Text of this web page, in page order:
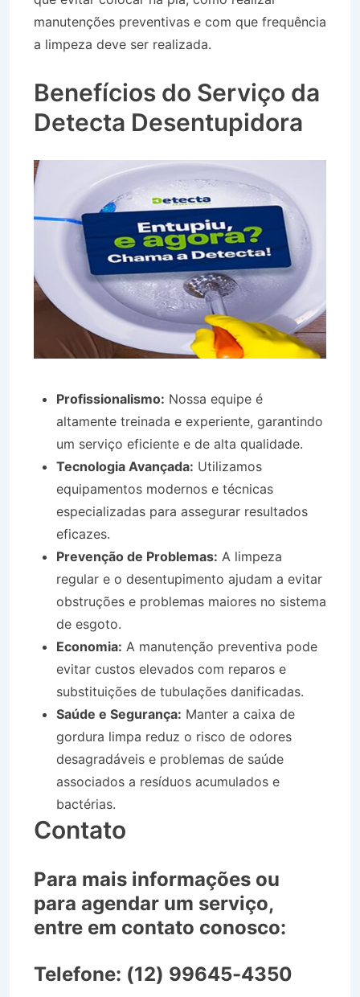
manutenções preventivas e com que frequência
a limpeza deve ser realizada.
Benefícios do Serviço da
Detecta Desentupidora
Profissionalismo: Nossa equipe é
altamente treinada e experiente, garantindo
um serviço eficiente e de alta qualidade.
Tecnologia Avançada: Utilizamos
equipamentos modernos e técnicas
especializadas para assegurar resultados
eficazes.
Prevenção de Problemas: A limpeza
regular e o desentupimento ajudam a evitar
obstruções e problemas maiores no sistema
de esgoto.
Economia: A manutenção preventiva pode
evitar custos elevados com reparos e
substituições de tubulações danificadas.
Saúde e Segurança: Manter a caixa de
gordura limpa reduz o risco de odores
desagradáveis e problemas de saúde
associados a resíduos acumulados e
bactérias.
Contato
Para mais informações ou
para agendar um serviço,
entre em contato conosco:
Telefone: (12) 99645-4350